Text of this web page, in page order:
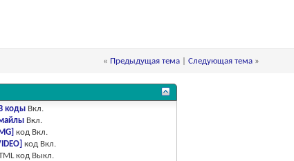
« Предыдущая тема Следующая тема »
коды Вкл.
Вкл.
код Вкл.
код Вкл.
код Выкл.